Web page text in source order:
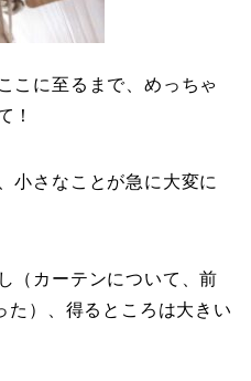
こに至るまで、めっちゃ
！
小さなことが急に大変に
（カーテンについて、前
た）、得るところは大きい